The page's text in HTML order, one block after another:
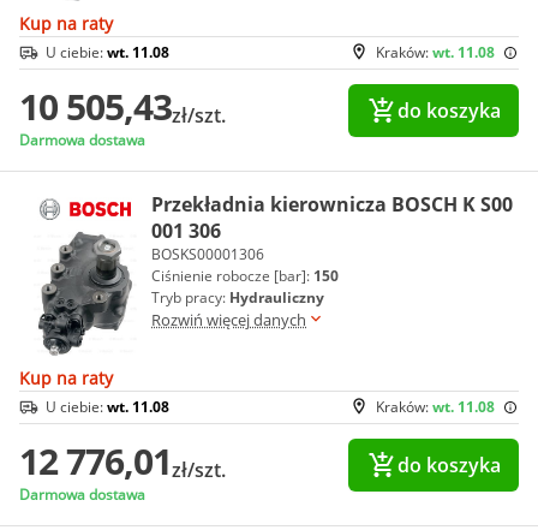
Kup na raty
Kraków:wt. 11.08
U ciebie:wt. 11.08
10 505,43zł/szt.
Darmowa dostawa
do koszyka
Przekładnia kierownicza BOSCH K S00
001 306
BOSKS00001306
Ciśnienie robocze [bar]: 150
Tryb pracy: Hydrauliczny
Rozwiń więcej danych
Kup na raty
Kraków:wt. 11.08
U ciebie:wt. 11.08
12 776,01zł/szt.
Darmowa dostawa
do koszyka